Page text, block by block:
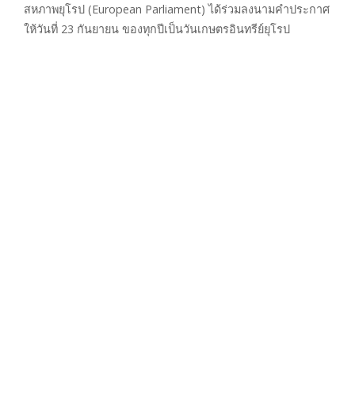
สหภาพยุโรป (European Parliament) ได้ร่วมลงนามคำประกาศ
ให้วันที่ 23 กันยายน ของทุกปีเป็นวันเกษตรอินทรีย์ยุโรป